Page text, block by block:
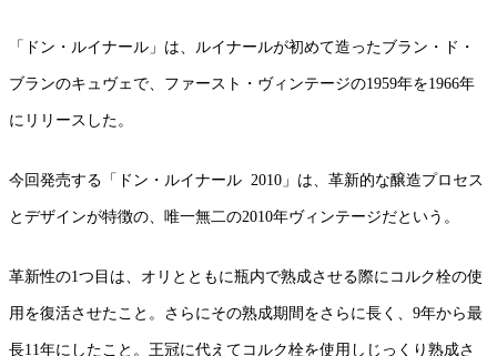
「ドン・ルイナール」は、ルイナールが初めて造ったブラン・ド・
ブランのキュヴェで、ファースト・ヴィンテージの1959年を1966年
にリリースした。
今回発売する「ドン・ルイナール 2010」は、革新的な醸造プロセス
とデザインが特徴の、唯一無二の2010年ヴィンテージだという。
革新性の1つ目は、オリとともに瓶内で熟成させる際にコルク栓の使
用を復活させたこと。さらにその熟成期間をさらに長く、9年から最
長11年にしたこと。王冠に代えてコルク栓を使用しじっくり熟成さ